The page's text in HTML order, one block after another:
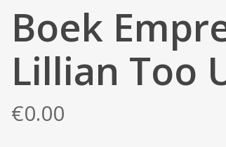
Boek
Lillian Too
€0.00